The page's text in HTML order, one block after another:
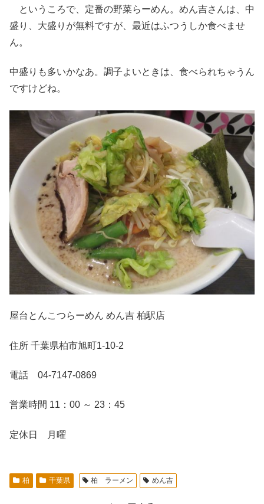
というころで、定番の野菜らーめん。めん吉さんは、中
盛り、大盛りが無料ですが、最近はふつうしか食べませ
ん。
中盛りも多いかなあ。調子よいときは、食べられちゃうん
ですけどね。
屋台とんこつらーめん めん吉 柏駅店
住所 千葉県柏市旭町1-10-2
電話 04-7147-0869
営業時間 11：00 ～ 23：45
定休日 月曜
柏 千葉県 柏 ラーメン めん吉